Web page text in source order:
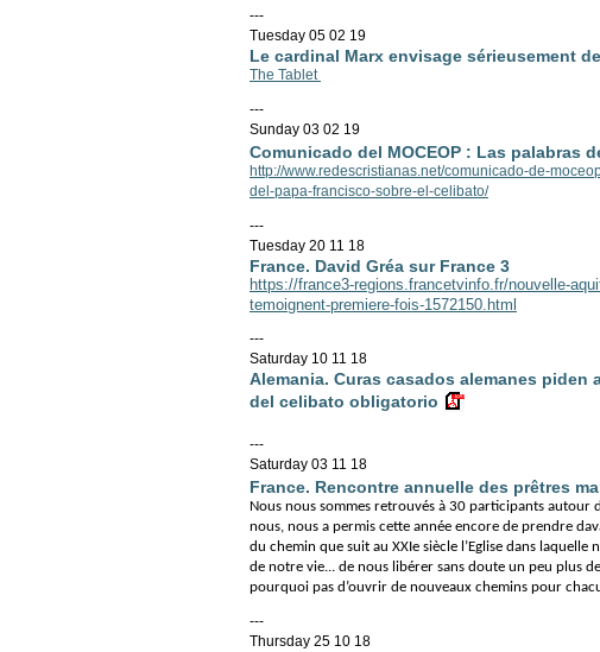
---
Tuesday 05 02 19
Le cardinal Marx envisage sérieusement
The Tablet
---
Sunday 03 02 19
Comunicado del MOCEOP : Las palabras
http://www.redescristianas.net/comunicado-de-
del-papa-francisco-sobre-el-celibato/
---
Tuesday 20 11 18
France. David Gréa sur France 3
https://france3-regions.francetvinfo.fr/nouvelle-
temoignent-premiere-fois-1572150.html
---
Saturday 10 11 18
Alemania. Curas casados alemanes
del celibato obligatorio
---
Saturday 03 11 18
France. Rencontre annuelle des prêtres
Nous nous sommes retrouvés à 30 participants autour
nous, nous a permis cette année encore de prendre
du chemin que suit au XXIe siècle l’Eglise dans
de notre vie... de nous libérer sans doute un peu plus
pourquoi pas d’ouvrir de nouveaux chemins pour
---
Thursday 25 10 18